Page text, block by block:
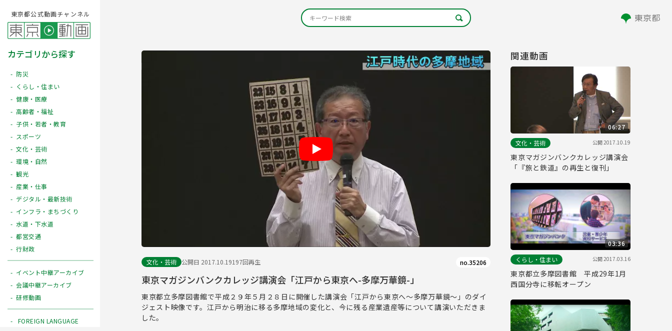
東京都公式動画チャンネル
カテゴリから探す
防災
くらし・住まい
健康・医療
高齢者・福祉
子供・若者・教育
スポーツ
文化・芸術
環境・自然
観光
産業・仕事
デジタル・最新技術
インフラ・まちづくり
水道・下水道
都営交通
行財政
イベント中継アーカイブ
会議中継アーカイブ
研修動画
FOREIGN LANGUAGE
文化・芸術 公開日 2017.10.19197回再生 no.35206
東京マガジンバンクカレッジ講演会「江戸から東京へ-多摩万華鏡-」
東京都立多摩図書館で平成２９年５月２８日に開催した講演会「江戸から東京へ～多摩万華鏡～」のダイ
ジェスト映像です。江戸から明治に移る多摩地域の変化と、今に残る産業遺産等について講演いただきま
した。
関連動画
06:27
文化・芸術
公開2017.10.19
東京マガジンバンクカレッジ講演会
「『旅と鉄道』の再生と復刊」
03:36
くらし・住まい
公開2017.03.16
東京都立多摩図書館 平成29年1月
西国分寺に移転オープン